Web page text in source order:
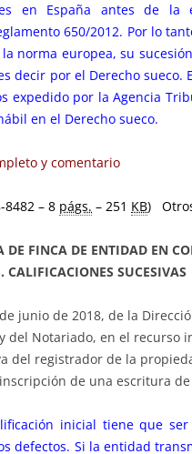
en España antes de la
650/2012. Por lo
norma europea, su
decir por el Derecho sueco.
expedido por la Agencia
en el Derecho sueco.
y comentario
8482 – 8 págs. – 251 KB)
FINCA DE ENTIDAD EN
CALIFICACIONES SUCESIVAS
junio de 2018, de la
del Notariado, en el recurso
del registrador de la
inscripción de una escritura
inicial tiene que
defectos. Si la entidad